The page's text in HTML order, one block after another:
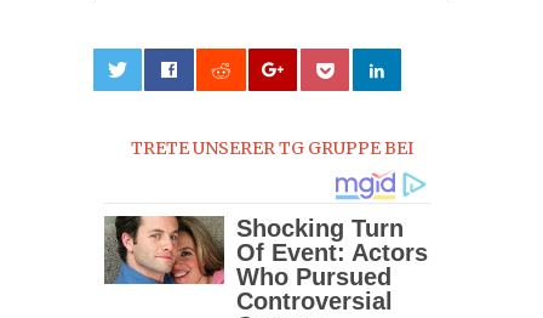
TRETE UNSERER TG GRUPPE BEI